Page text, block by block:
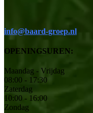
info@baard-groep.nl
OPENINGSUREN:
Maandag - Vrijdag
08:00 - 17:30
Zaterdag
10:00 - 16:00
Zondag